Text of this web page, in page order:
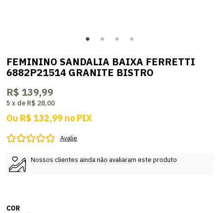
FEMININO SANDALIA BAIXA FERRETTI
6882P21514 GRANITE BISTRO
R$ 139,99
5 x de R$ 28,00
Ou R$ 132,99 no PIX
Avalie
Nossos clientes ainda não avaliaram este produto
COR